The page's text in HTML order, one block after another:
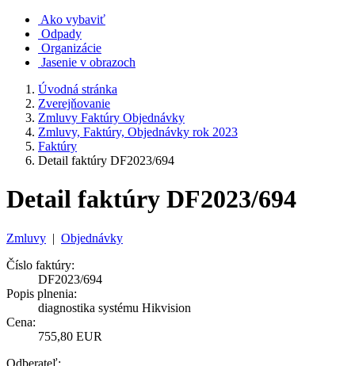
Ako vybaviť
Odpady
Organizácie
Jasenie v obrazoch
Úvodná stránka
Zverejňovanie
Zmluvy Faktúry Objednávky
Zmluvy, Faktúry, Objednávky rok 2023
Faktúry
Detail faktúry DF2023/694
Detail faktúry DF2023/694
Zmluvy | Objednávky
Číslo faktúry:
DF2023/694
Popis plnenia:
diagnostika systému Hikvision
Cena:
755,80 EUR
Odberateľ: